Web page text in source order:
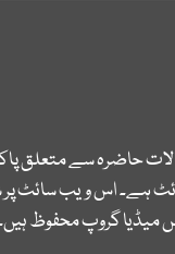
حاضرہ سے متعلق
ہے۔ اس ویب سائٹ پر
گروپ محفوظ